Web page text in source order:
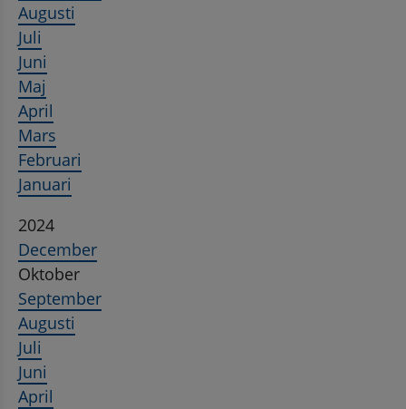
Augusti
Juli
Juni
Maj
April
Mars
Februari
Januari
2024
December
Oktober
September
Augusti
Juli
Juni
April